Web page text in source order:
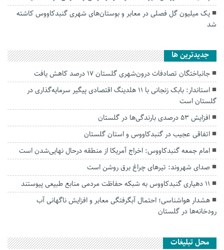
یک میلیون گل فصلی در معابر و بوستان‌های شهری گنبدکاووس کاشته
شد
جديدترين ها
جانباختگان تصادفات درون‌شهری گلستان ۱۷ درصد کاهش یافت
استاندار: بابک زنجانی با ۱۱ هلدینگ اقتصادی پیگیر سرمایه‌گذاری در
گلستان است
افزایش ۵۳ درصدی بارندگی‌ها در گلستان
اتفاقی عجیب در‌ گنبدکاووس و استان گلستان
امام جمعه گنبدکاووس: اخراج آمریکا از منطقه درحال نهایی‌شدن است
صدای شهروند: تیرهای چراغ برق روشن است
۱۱ دهیاری گنبدکاووس به شبکه حفاظت مردمی منابع طبیعی پیوستند
هشدار هواشناسی؛ احتمال آبگرفتگی معابر و افزایش ناگهانی آب
رودخانه‌ها در گلستان
محل تبلیغات